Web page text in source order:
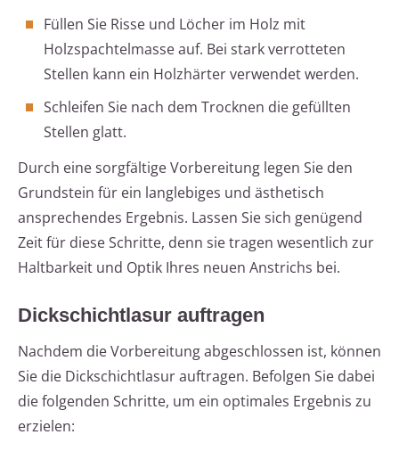
Füllen Sie Risse und Löcher im Holz mit
Holzspachtelmasse auf. Bei stark verrotteten
Stellen kann ein Holzhärter verwendet werden.
Schleifen Sie nach dem Trocknen die gefüllten
Stellen glatt.
Durch eine sorgfältige Vorbereitung legen Sie den
Grundstein für ein langlebiges und ästhetisch
ansprechendes Ergebnis. Lassen Sie sich genügend
Zeit für diese Schritte, denn sie tragen wesentlich zur
Haltbarkeit und Optik Ihres neuen Anstrichs bei.
Dickschichtlasur auftragen
Nachdem die Vorbereitung abgeschlossen ist, können
Sie die Dickschichtlasur auftragen. Befolgen Sie dabei
die folgenden Schritte, um ein optimales Ergebnis zu
erzielen: